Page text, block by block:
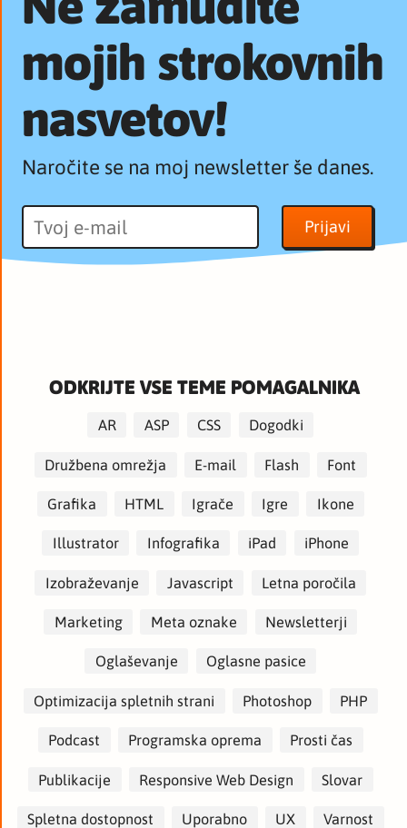
mojih strokovnih
nasvetov!
Naročite se na moj newsletter še danes.
ODKRIJTE VSE TEME POMAGALNIKA
AR ASP CSS Dogodki
Družbena omrežja E-mail Flash Font
Grafika HTML Igrače Igre Ikone
Illustrator Infografika iPad iPhone
Izobraževanje Javascript Letna poročila
Marketing Meta oznake Newsletterji
Oglaševanje Oglasne pasice
Optimizacija spletnih strani Photoshop PHP
Podcast Programska oprema Prosti čas
Publikacije Responsive Web Design Slovar
Spletna dostopnost Uporabno UX Varnost